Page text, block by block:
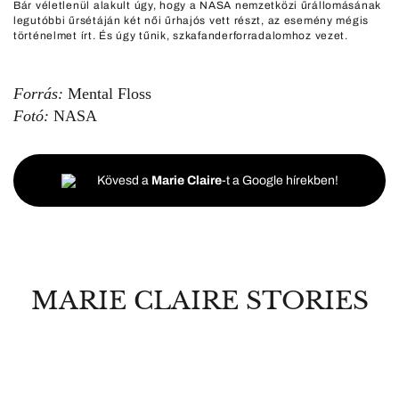
Bár véletlenül alakult úgy, hogy a NASA nemzetközi űrállomásának
legutóbbi űrsétáján két női űrhajós vett részt, az esemény mégis
történelmet írt. És úgy tűnik, szkafanderforradalomhoz vezet.
Forrás: Mental Floss
Fotó: NASA
Kövesd a Marie Claire-t a Google hírekben!
MARIE CLAIRE STORIES